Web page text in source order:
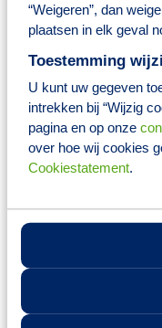
“Weigeren”, dan
plaatsen in elk geval
Toestemming
U kunt uw gegeven
intrekken bij “Wijzig
pagina en op onze
over hoe wij cookies
Cookiestatement.
Een salaris tussen
kennis en ervaring
25 vakantiedagen
Pensioenregeling
Collectieve
8% vakantiegeld
Toegang tot het
(online) trainings-
persoonlijke
door allerlei
4%
Wie jij bent